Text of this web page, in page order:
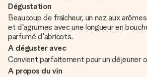
Dégustation
Beaucoup de fraîcheur, un nez aux
et d'agrumes avec une longueur en
parfumé d'abricots.
A déguster avec
Convient parfaitement pour un déjeuner
A propos du vin